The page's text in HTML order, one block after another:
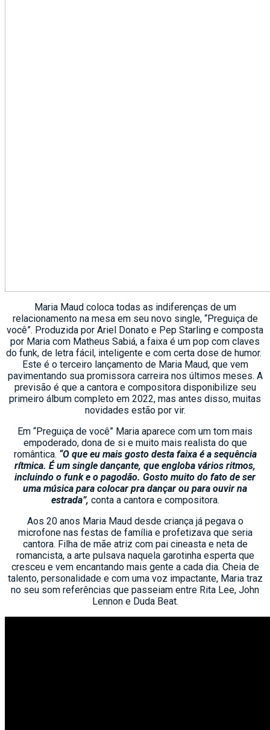
Maria Maud coloca todas as indiferenças de um
relacionamento na mesa em seu novo single, “Preguiça de
você”. Produzida por Ariel Donato e Pep Starling e composta
por Maria com Matheus Sabiá, a faixa é um pop com claves
do funk, de letra fácil, inteligente e com certa dose de humor.
Este é o terceiro lançamento de Maria Maud, que vem
pavimentando sua promissora carreira nos últimos meses. A
previsão é que a cantora e compositora disponibilize seu
primeiro álbum completo em 2022, mas antes disso, muitas
novidades estão por vir.
Em “Preguiça de você” Maria aparece com um tom mais
empoderado, dona de si e muito mais realista do que
romântica. “O que eu mais gosto desta faixa é a sequência
rítmica. É um single dançante, que engloba vários ritmos,
incluindo o funk e o pagodão. Gosto muito do fato de ser
uma música para colocar pra dançar ou para ouvir na
estrada”, conta a cantora e compositora.
Aos 20 anos Maria Maud desde criança já pegava o
microfone nas festas de família e profetizava que seria
cantora. Filha de mãe atriz com pai cineasta e neta de
romancista, a arte pulsava naquela garotinha esperta que
cresceu e vem encantando mais gente a cada dia. Cheia de
talento, personalidade e com uma voz impactante, Maria traz
no seu som referências que passeiam entre Rita Lee, John
Lennon e Duda Beat.